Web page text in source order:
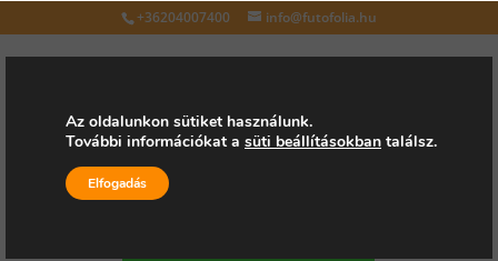
+36204007400 info@futofolia.hu
Válasszon oldalt
Az oldalunkon sütiket használunk.
További információkat a süti beállításokban találsz.
Elfogadás